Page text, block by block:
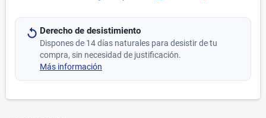
Derecho de desistimiento
Dispones de 14 días naturales para desistir de tu
compra, sin necesidad de justificación.
Más información